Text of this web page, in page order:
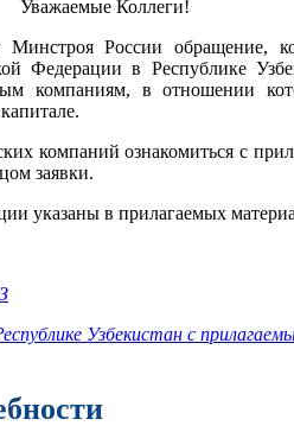
Уважаемые Коллеги!
России обращение,
Федерации в Республике
компаниям, в отношении
компаний ознакомиться с
заявки.
указаны в прилагаемых
Узбекистан с